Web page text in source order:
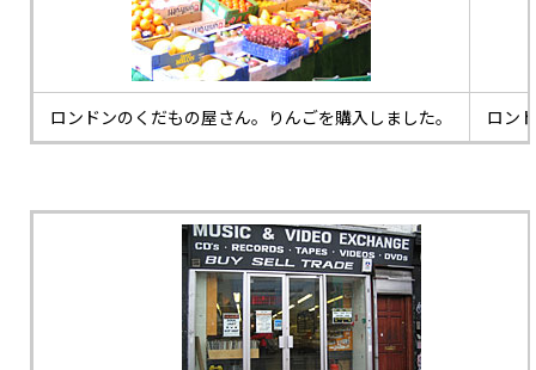
ロンドンのくだもの屋さん。りんごを購入しました。 ロン